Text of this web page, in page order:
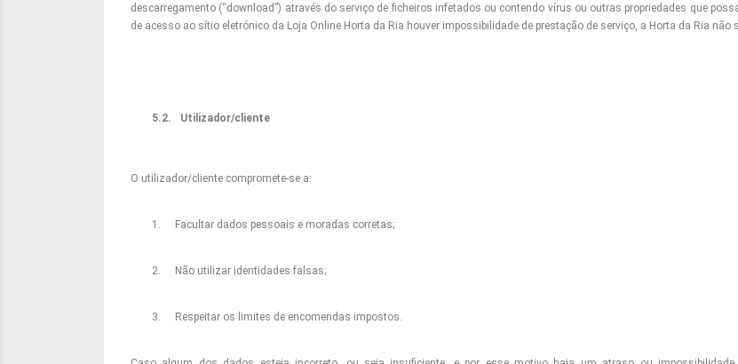
descarregamento (“download”) através do serviço de ficheiros infetados ou contendo vírus ou outras propriedades que
de acesso ao sítio eletrónico da Loja Online Horta da Ria houver impossibilidade de prestação de serviço, a Horta da Ria não
5.2. Utilizador/cliente
O utilizador/cliente compromete-se a:
1. Facultar dados pessoais e moradas corretas;
2. Não utilizar identidades falsas;
3. Respeitar os limites de encomendas impostos.